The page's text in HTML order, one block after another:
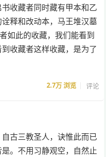
收藏者同时藏有甲本和乙
释和改动本，马王堆汉墓
如此的收藏，我们能看到
收藏者这样收藏，是为了
2.7万浏览 评论
古三教圣人，诀惟此而已
。不用习静观空，自然止